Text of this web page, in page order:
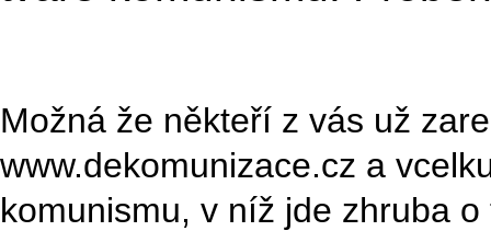
Možná že někteří z vás už
www.dekomunizace.cz a
komunismu, v níž jde zhruba